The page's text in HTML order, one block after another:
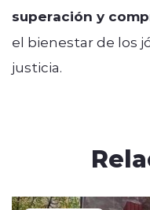
superación y
el bienestar de los
justicia.